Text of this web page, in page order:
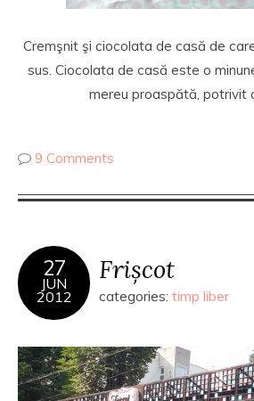
Cremşnit şi ciocolata de casă de
sus. Ciocolata de casă este o
mereu proaspătă, potrivit
9 Comments
27
JUN
2012
Frișcot
categories: timp liber